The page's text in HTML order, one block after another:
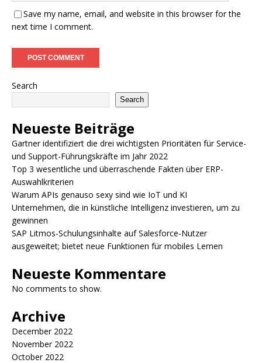
Save my name, email, and website in this browser for the
next time I comment.
Search
Search
Neueste Beiträge
Gartner identifiziert die drei wichtigsten Prioritäten für Service-
und Support-Führungskräfte im Jahr 2022
Top 3 wesentliche und überraschende Fakten über ERP-
Auswahlkriterien
Warum APIs genauso sexy sind wie IoT und KI
Unternehmen, die in künstliche Intelligenz investieren, um zu
gewinnen
SAP Litmos-Schulungsinhalte auf Salesforce-Nutzer
ausgeweitet; bietet neue Funktionen für mobiles Lernen
Neueste Kommentare
No comments to show.
Archive
December 2022
November 2022
October 2022